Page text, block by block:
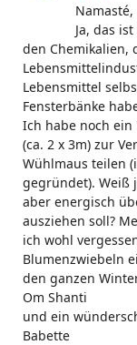
Namasté,
Ja, das
den Chemikalien,
Lebensmittel
Fensterbänke
Ich habe noch
(ca. 2 x 3m) zur
Wühlmaus teilen
gegründet). Weiß
aber energisch
ausziehen soll?
ich wohl
Blumenzwiebeln
den ganzen
Om Shanti
und ein
Babette